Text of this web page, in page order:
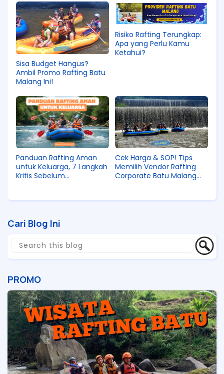
Sisa Budget Hangus?
Ambil Promo Rafting Batu
Malang Ini!
Risiko Rafting Terungkap:
Apa yang Perlu Kamu
Ketahui?
Panduan Rafting Aman
untuk Keluarga, 7 Langkah
Kritis Sebelum
Cek Harga & SOP! Tips
Memilih Vendor Rafting
Corporate Batu Malang
Cari Blog Ini
PROMO